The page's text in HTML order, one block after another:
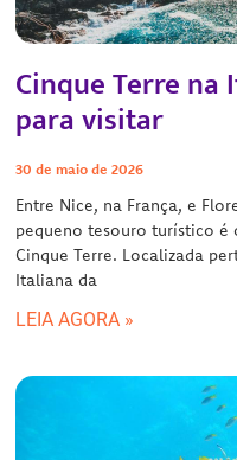
Cinque Terre na
para visitar
30 de maio de 2026
Entre Nice, na França, e
pequeno tesouro turístico é
Cinque Terre. Localizada
Italiana da
LEIA AGORA »